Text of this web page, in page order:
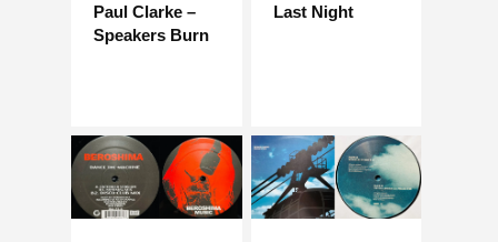
Paul Clarke –
Speakers Burn
Last Night